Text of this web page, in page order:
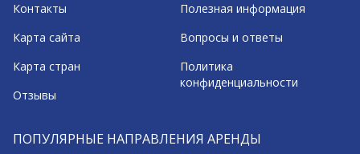
Контакты
Карта сайта
Карта стран
Отзывы
Полезная информация
Вопросы и ответы
Политика
конфиденциальности
ПОПУЛЯРНЫЕ НАПРАВЛЕНИЯ АРЕНДЫ